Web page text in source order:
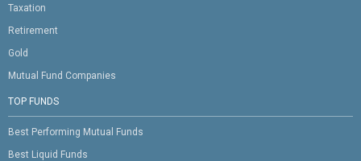
Taxation
Retirement
Gold
Mutual Fund Companies
TOP FUNDS
Best Performing Mutual Funds
Best Liquid Funds